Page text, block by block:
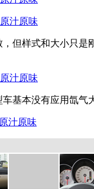
但样式和大小只
车基本没有应用氙气